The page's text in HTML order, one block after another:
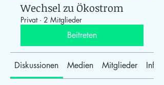
Wechsel zu Ökostrom
Privat · 2 Mitglieder
Beitreten
Diskussionen Medien Mitglieder Info